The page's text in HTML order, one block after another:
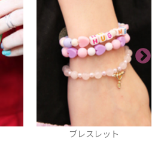
ジュエルハートリング